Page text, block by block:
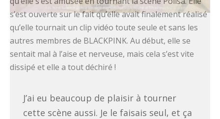
s’est ouverte sur le fait qu’elle avait finalement réalisé
qu’elle tournait un clip vidéo toute seule et sans les
autres membres de BLACKPINK. Au début, elle se
sentait mal à l’aise et nerveuse, mais cela s’est vite
dissipé et elle a tout déchiré !
J’ai eu beaucoup de plaisir à tourner
cette scène aussi. Je le faisais seul, et ça